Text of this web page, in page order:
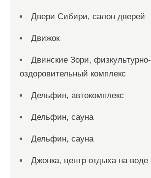
Двери Сибири, салон дверей
Движок
Двинские Зори, физкультурно-
оздоровительный комплекс
Дельфин, автокомплекс
Дельфин, сауна
Дельфин, сауна
Джонка, центр отдыха на воде